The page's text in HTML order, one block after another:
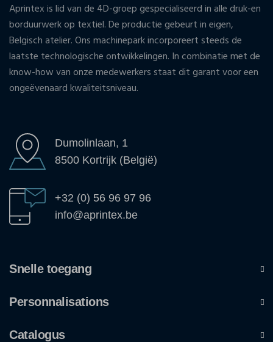
Aprintex is lid van de 4D-groep gespecialiseerd in alle druk-en
borduurwerk op textiel. De productie gebeurt in eigen,
Belgisch atelier. Ons machinepark incorporeert steeds de
laatste technologische ontwikkelingen. In combinatie met de
know-how van onze medewerkers staat dit garant voor een
ongeëvenaard kwaliteitsniveau.
Dumolinlaan, 1
8500 Kortrijk (België)
+32 (0) 56 96 97 96
info@aprintex.be
Snelle toegang
Personnalisations
Catalogus